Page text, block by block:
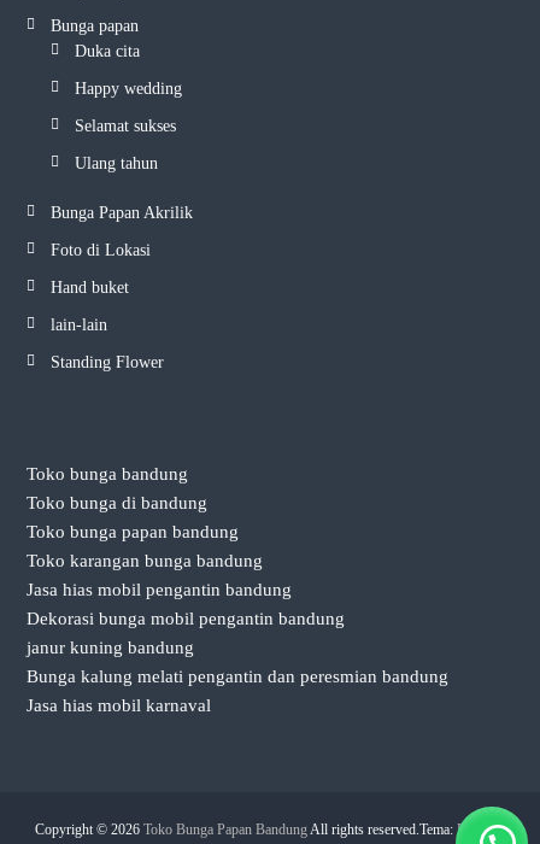
Bunga papan
Duka cita
Happy wedding
Selamat sukses
Ulang tahun
Bunga Papan Akrilik
Foto di Lokasi
Hand buket
lain-lain
Standing Flower
Toko bunga bandung
Toko bunga di bandung
Toko bunga papan bandung
Toko karangan bunga bandung
Jasa hias mobil pengantin bandung
Dekorasi bunga mobil pengantin bandung
janur kuning bandung
Bunga kalung melati pengantin dan peresmian bandung
Jasa hias mobil karnaval
Copyright © 2026 Toko Bunga Papan BandungAll rights reserved.Tema: Flashby